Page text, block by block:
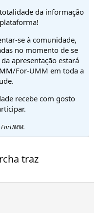
da informação
se à comunidade,
no momento de se
apresentação estará
For-UMM em toda a
recebe com gosto
traz